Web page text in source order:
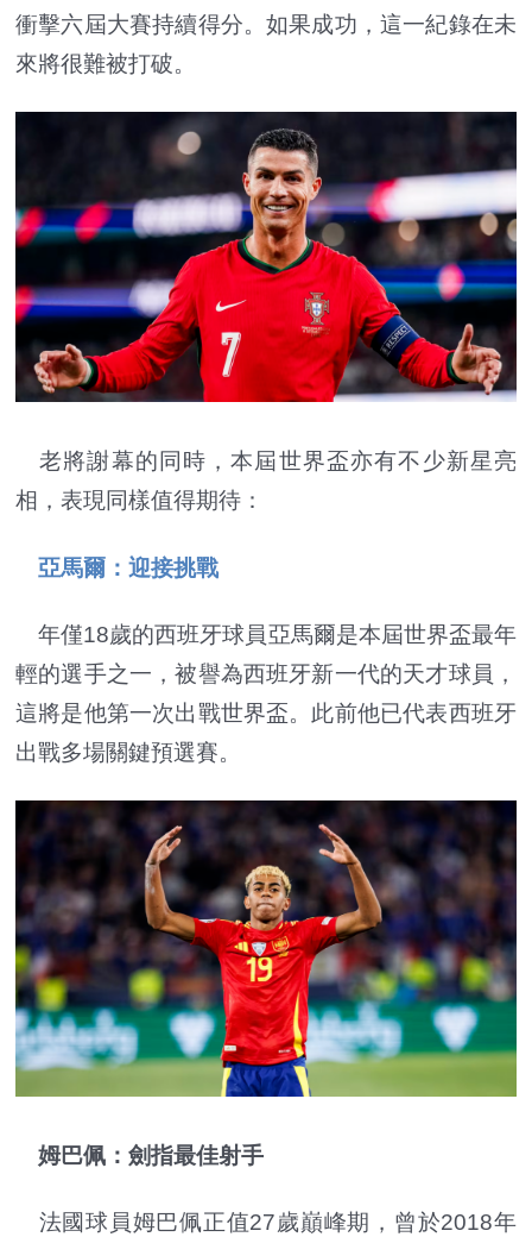
衝擊六屆大賽持續得分。如果成功，這一紀錄在未
來將很難被打破。
老將謝幕的同時，本屆世界盃亦有不少新星亮
相，表現同樣值得期待：
亞馬爾：迎接挑戰
年僅18歲的西班牙球員亞馬爾是本屆世界盃最年
輕的選手之一，被譽為西班牙新一代的天才球員，
這將是他第一次出戰世界盃。此前他已代表西班牙
出戰多場關鍵預選賽。
姆巴佩：劍指最佳射手
法國球員姆巴佩正值27歲巔峰期，曾於2018年